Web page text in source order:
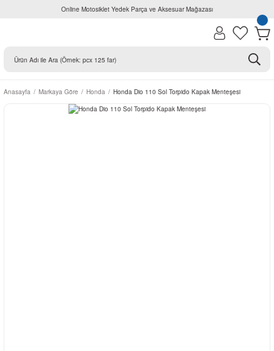
Online Motosiklet Yedek Parça ve Aksesuar Mağazası
Anasayfa Markaya Göre Honda Honda Dio 110 Sol Torpido Kapak Menteşesi